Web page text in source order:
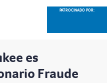
PATROCINADO POR:
es
Fraude